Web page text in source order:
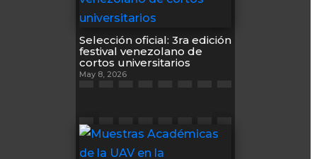
Selección oficial: 3ra edición
festival venezolano de
cortos universitarios
May 8, 2026